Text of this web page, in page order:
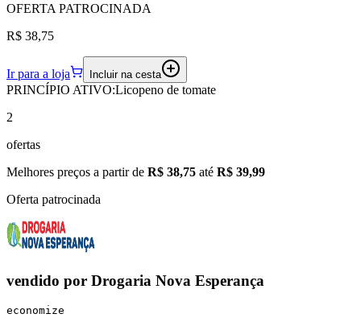
OFERTA PATROCINADA
R$ 38,75
Ir para a loja Incluir na cesta
PRINCÍPIO ATIVO:Licopeno de tomate
2
ofertas
Melhores preços a partir de R$ 38,75 até R$ 39,99
Oferta patrocinada
vendido por Drogaria Nova Esperança
economize